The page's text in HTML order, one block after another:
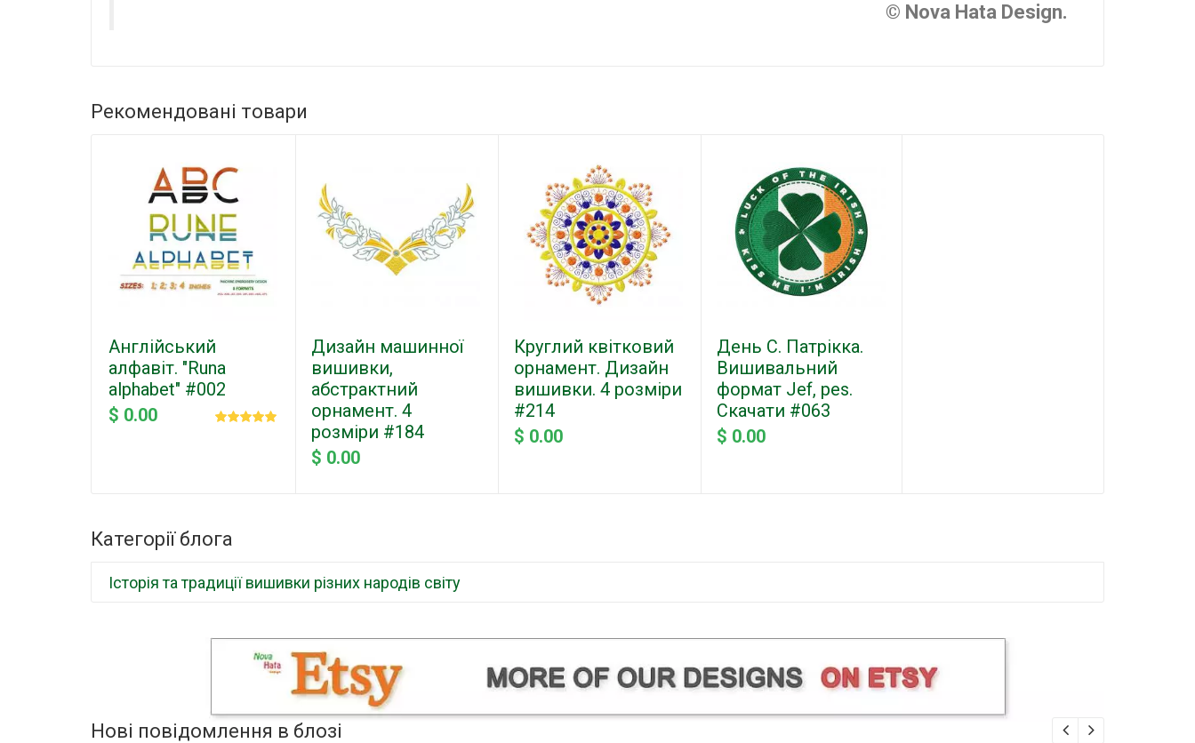
© Nova Hata Design.
Рекомендовані товари
Англійський
алфавіт. "Runa
alphabet" #002
$ 0.00
Дизайн машинної
вишивки,
абстрактний
орнамент. 4
розміри #184
$ 0.00
Круглий квітковий
орнамент. Дизайн
вишивки. 4 розміри
#214
$ 0.00
День С. Патрікка.
Вишивальний
формат Jef, pes.
Скачати #063
$ 0.00
Категорії блога
Історія та традиції вишивки різних народів світу
Нові повідомлення в блозі